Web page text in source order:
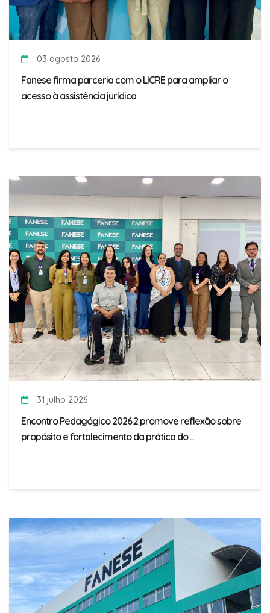
03 agosto 2026
Fanese firma parceria com o LICRE para ampliar o
acesso à assistência jurídica
31 julho 2026
Encontro Pedagógico 2026.2 promove reflexão sobre
propósito e fortalecimento da prática do ...